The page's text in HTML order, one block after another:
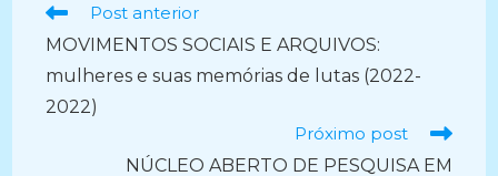
Ler
artigos
Post anterior
MOVIMENTOS SOCIAIS E ARQUIVOS:
mulheres e suas memórias de lutas (2022-
2022)
Próximo post
NÚCLEO ABERTO DE PESQUISA EM